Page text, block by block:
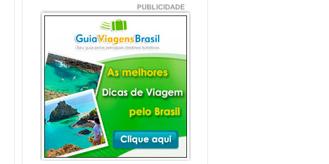
em Florianópolis
Florianópolis é um dos destinos mais
desejados dos último...
Veja mais...
Garopaba e Região com
Crianças
Garopaba é um município de Santa
Catarina a 80 quilômetro...
Veja mais...
Litoral de Santa Catarina